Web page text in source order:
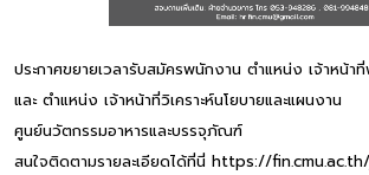
ประกาศขยายเวลารับสมัครพนักงาน ตำแหน่ง เจ้าหน้
และ ตำแหน่ง เจ้าหน้าที่วิเคราะห์นโยบายและแผนงาน
ศูนย์นวัตกรรมอาหารและบรรจุภัณฑ์
สนใจติดตามรายละเอียดได้ที่นี่ https://